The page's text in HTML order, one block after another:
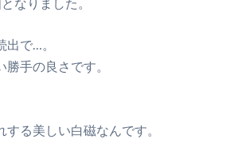
出で…。
手の良さです。
する美しい白磁なんです。